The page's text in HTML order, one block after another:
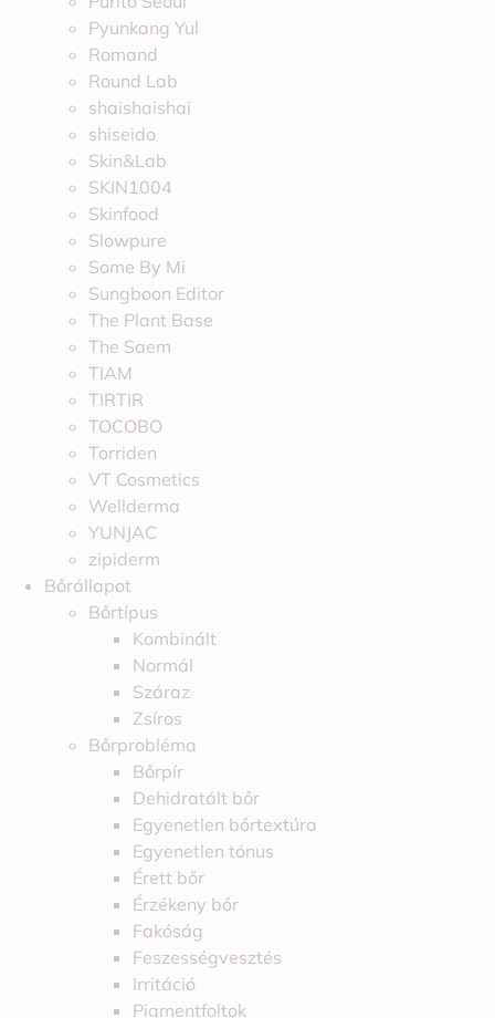
Pyunkang Yul
Romand
Round Lab
shaishaishai
shiseido
Skin&Lab
SKIN1004
Skinfood
Slowpure
Some By Mi
Sungboon Editor
The Plant Base
The Saem
TIAM
TIRTIR
TOCOBO
Torriden
VT Cosmetics
Wellderma
YUNJAC
zipiderm
Bőrállapot
Bőrtípus
Kombinált
Normál
Száraz
Zsíros
Bőrprobléma
Bőrpír
Dehidratált bőr
Egyenetlen bőrtextúra
Egyenetlen tónus
Érett bőr
Érzékeny bőr
Fakóság
Feszességvesztés
Irritáció
Pigmentfoltok